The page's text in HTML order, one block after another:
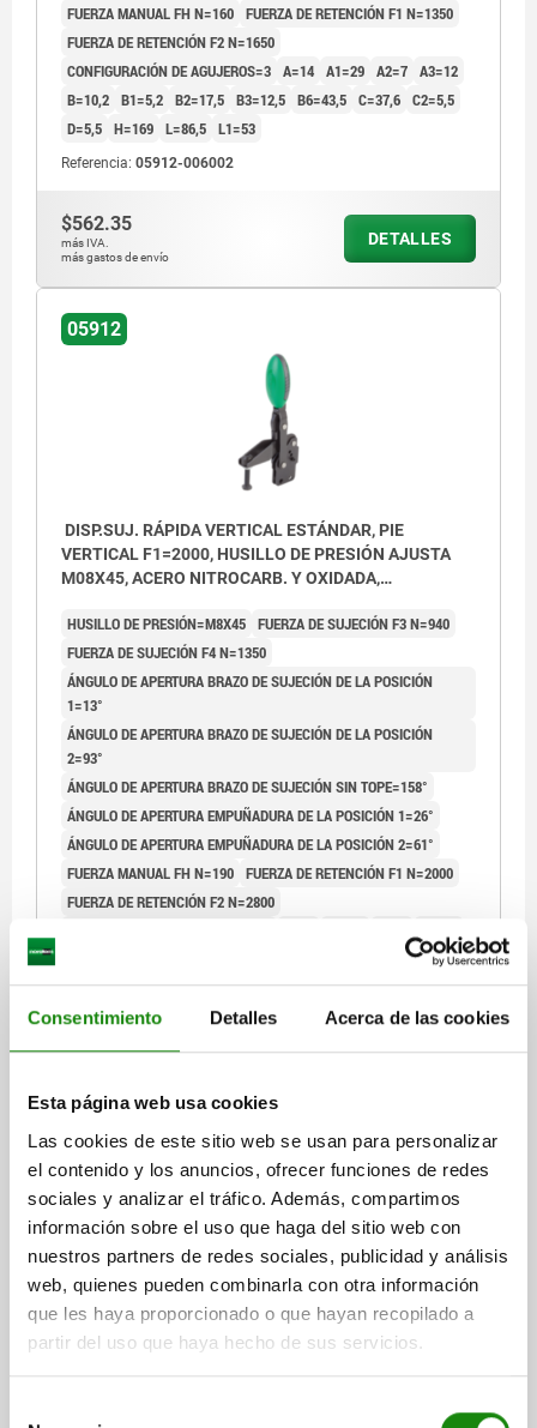
Consentimiento Detalles Acerca de las cookies
Esta página web usa cookies
Las cookies de este sitio web se usan para personalizar
el contenido y los anuncios, ofrecer funciones de redes
sociales y analizar el tráfico. Además, compartimos
información sobre el uso que haga del sitio web con
nuestros partners de redes sociales, publicidad y análisis
web, quienes pueden combinarla con otra información
que les haya proporcionado o que hayan recopilado a
partir del uso que haya hecho de sus servicios.
FUERZA MANUAL FH N=160 FUERZA DE RETENCIÓN F1 N=1350
FUERZA DE RETENCIÓN F2 N=1650
CONFIGURACIÓN DE AGUJEROS=3 A=14 A1=29 A2=7 A3=12
B=10,2 B1=5,2 B2=17,5 B3=12,5 B6=43,5 C=37,6 C2=5,5
D=5,5 H=169 L=86,5 L1=53
Referencia: 05912-006002
$562.35
más IVA.
más gastos de envío
DETALLES
05912
DISP.SUJ. RÁPIDA VERTICAL ESTÁNDAR, PIE
VERTICAL F1=2000, HUSILLO DE PRESIÓN AJUSTA
M08X45, ACERO NITROCARB. Y OXIDADA,
HUSILLO DE PRESIÓN=M8X45 FUERZA DE SUJECIÓN F3 N=940
FUERZA DE SUJECIÓN F4 N=1350
ÁNGULO DE APERTURA BRAZO DE SUJECIÓN DE LA POSICIÓN
1=13°
ÁNGULO DE APERTURA BRAZO DE SUJECIÓN DE LA POSICIÓN
2=93°
ÁNGULO DE APERTURA BRAZO DE SUJECIÓN SIN TOPE=158°
ÁNGULO DE APERTURA EMPUÑADURA DE LA POSICIÓN 1=26°
ÁNGULO DE APERTURA EMPUÑADURA DE LA POSICIÓN 2=61°
FUERZA MANUAL FH N=190 FUERZA DE RETENCIÓN F1 N=2000
FUERZA DE RETENCIÓN F2 N=2800
C2=6,5
D=6,8 H=200,4 L=107 L1=62
Referencia:05912-008002
más IVA.
más gastos de envío
05912
VERTICAL F1=2500, HUSILLO DE PRESIÓN AJUSTA